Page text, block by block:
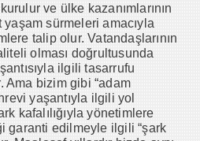
ve ülke kazanımlarının
sürmeleri amacıyla
talip olur. Vatandaşlarının
olması doğrultusunda
ilgili tasarrufu
Ama bizim gibi “adam
yaşantıyla ilgili yol
kafalılığıyla yönetimlere
garanti edilmeyle ilgili “şark